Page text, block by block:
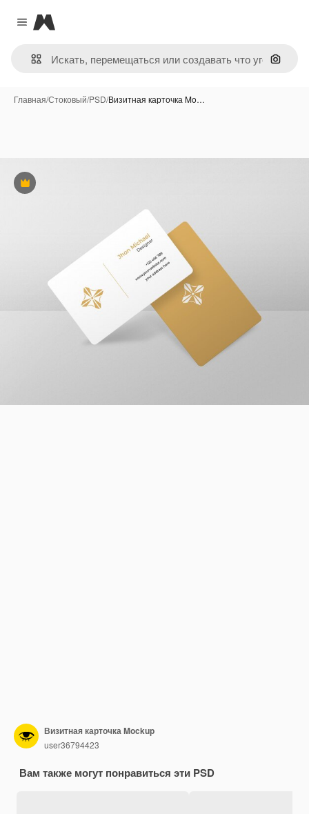
Close menu
Magnific
Поиск
Главная/Стоковый/PSD/Визитная карточка Mo…
Премиум
Визитная карточка Mockup
user36794423
Вам также могут понравиться эти PSD